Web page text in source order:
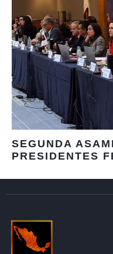
SEGUNDA
PRESIDENTES